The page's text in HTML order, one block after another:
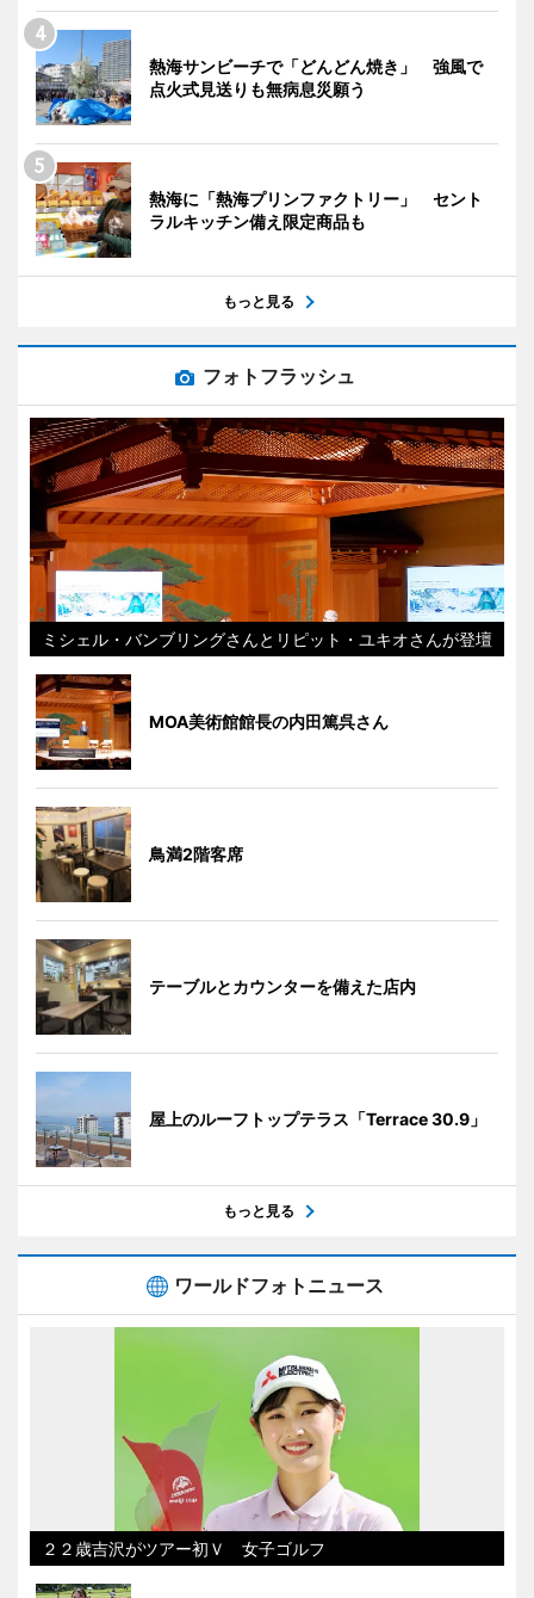
熱海サンビーチで「どんどん焼き」 強風で
点火式見送りも無病息災願う
熱海に「熱海プリンファクトリー」 セント
ラルキッチン備え限定商品も
もっと見る
フォトフラッシュ
ミシェル・バンブリングさんとリピット・ユキオさんが登壇
MOA美術館館長の内田篤呉さん
鳥満2階客席
テーブルとカウンターを備えた店内
屋上のルーフトップテラス「Terrace 30.9」
もっと見る
ワールドフォトニュース
２２歳吉沢がツアー初Ｖ 女子ゴルフ